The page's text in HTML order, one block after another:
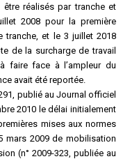
réalisés par tranche et
2008 pour la première
tranche, et le 3 juillet 2018
de la surcharge de travail
faire face à l’ampleur du
avait été reportée.
publié au Journal officiel
2010 le délai initialement
mises aux normes
mars 2009 de mobilisation
(n° 2009-323, publiée au